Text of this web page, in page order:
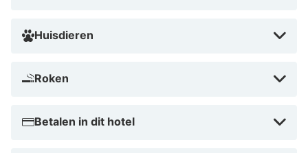
Huisdieren
Roken
Betalen in dit hotel